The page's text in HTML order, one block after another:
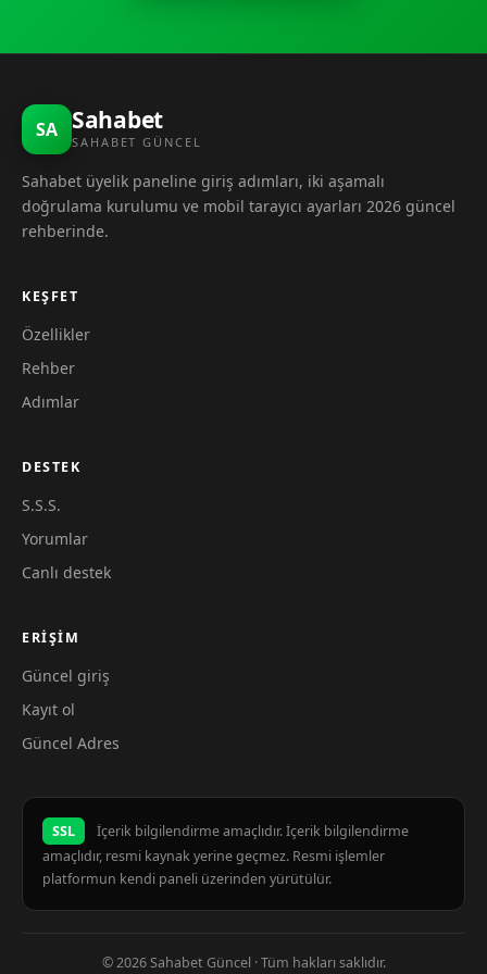
SA Sahabet
SAHABET GÜNCEL
Sahabet üyelik paneline giriş adımları, iki aşamalı
doğrulama kurulumu ve mobil tarayıcı ayarları 2026 güncel
rehberinde.
KEŞFET
Özellikler
Rehber
Adımlar
DESTEK
S.S.S.
Yorumlar
Canlı destek
ERIŞIM
Güncel giriş
Kayıt ol
Güncel Adres
SSL
İçerik bilgilendirme amaçlıdır. İçerik bilgilendirme
amaçlıdır, resmi kaynak yerine geçmez. Resmi işlemler
platformun kendi paneli üzerinden yürütülür.
© 2026 Sahabet Güncel · Tüm hakları saklıdır.